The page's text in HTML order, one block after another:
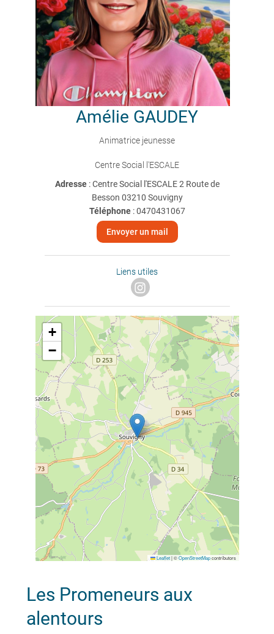
Amélie GAUDEY
Animatrice jeunesse
Centre Social l'ESCALE
Adresse : Centre Social l'ESCALE 2 Route de
Besson 03210 Souvigny
Téléphone:0470431067
Envoyer un mail
Liens utiles
+
−
Leaflet |©OpenStreetMapcontributors
Les Promeneurs aux
alentours